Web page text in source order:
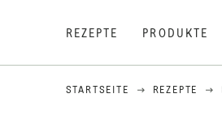
REZEPTE PRODUKTE
STARTSEITE REZEPTE